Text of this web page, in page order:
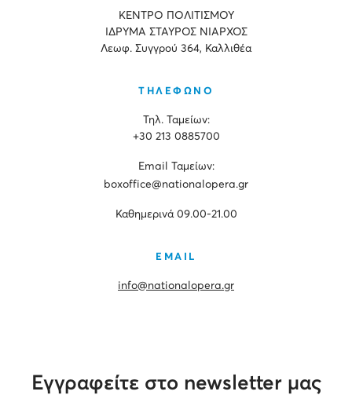
ΚΕΝΤΡΟ ΠΟΛΙΤΙΣΜΟΥ
ΙΔΡΥΜΑ ΣΤΑΥΡΟΣ ΝΙΑΡΧΟΣ
Λεωφ. Συγγρού 364, Καλλιθέα
ΤΗΛΕΦΩΝΟ
Τηλ. Ταμείων:
+30 213 0885700
Εmail Ταμείων:
boxoffice@nationalopera.gr
Καθημερινά 09.00-21.00
EMAIL
info@nationalopera.gr
Εγγραφείτε στο newsletter μας